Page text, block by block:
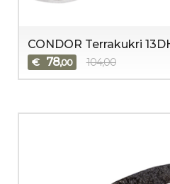
CONDOR Terrakukri
€ 78,00 104,00